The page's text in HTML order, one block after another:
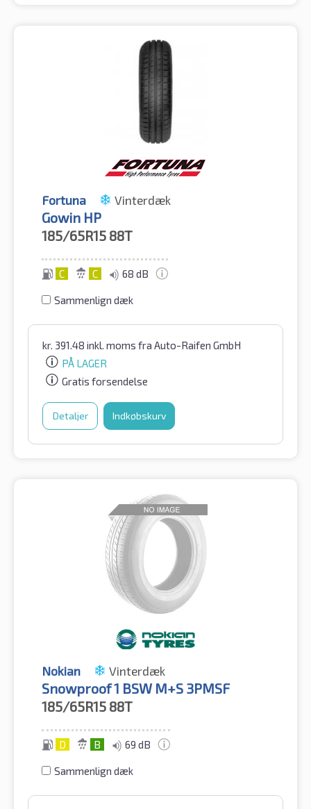
Fortuna Vinterdæk
Gowin HP
185/65R15 88T
C C 68 dB
Sammenlign dæk
kr. 391.48 inkl. moms fra Auto-Raifen GmbH
PÅ LAGER
Gratis forsendelse
Detaljer Indkøbskurv
Nokian Vinterdæk
Snowproof 1 BSW M+S 3PMSF
185/65R15 88T
D B 69 dB
Sammenlign dæk